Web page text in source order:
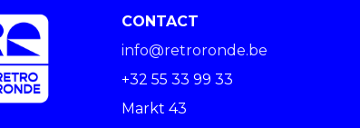
CONTACT
info@retroronde.be
+32 55 33 99 33
Markt 43